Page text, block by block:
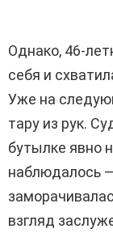
Однако, 46-
себя и
Уже на
тару из рук.
бутылке явно
наблюдалось
взгляд